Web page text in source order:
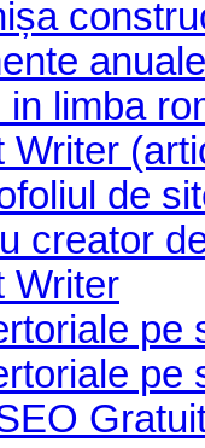
limba
Writer
de
creator
Writer
pe
pe